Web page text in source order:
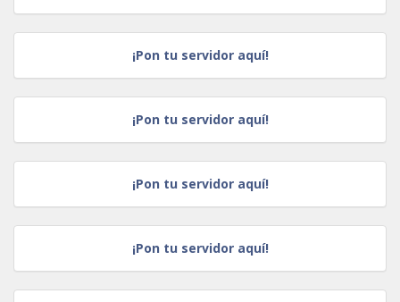
¡Pon tu servidor aquí!
¡Pon tu servidor aquí!
¡Pon tu servidor aquí!
¡Pon tu servidor aquí!